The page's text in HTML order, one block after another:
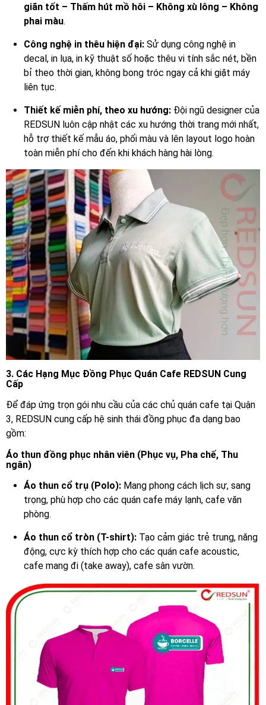
giãn tốt – Thấm hút mồ hôi – Không xù lông – Không
phai màu.
Công nghệ in thêu hiện đại: Sử dụng công nghệ in
decal, in lụa, in kỹ thuật số hoặc thêu vi tính sắc nét, bền
bỉ theo thời gian, không bong tróc ngay cả khi giặt máy
liên tục.
Thiết kế miễn phí, theo xu hướng: Đội ngũ designer của
REDSUN luôn cập nhật các xu hướng thời trang mới nhất,
hỗ trợ thiết kế mẫu áo, phối màu và lên layout logo hoàn
toàn miễn phí cho đến khi khách hàng hài lòng.
3. Các Hạng Mục Đồng Phục Quán Cafe REDSUN Cung
Cấp
Để đáp ứng trọn gói nhu cầu của các chủ quán cafe tại Quận
3, REDSUN cung cấp hệ sinh thái đồng phục đa dạng bao
gồm:
Áo thun đồng phục nhân viên (Phục vụ, Pha chế, Thu
ngân)
Áo thun cổ trụ (Polo): Mang phong cách lịch sự, sang
trọng, phù hợp cho các quán cafe máy lạnh, cafe văn
phòng.
Áo thun cổ tròn (T-shirt): Tạo cảm giác trẻ trung, năng
động, cực kỳ thích hợp cho các quán cafe acoustic,
cafe mang đi (take away), cafe sân vườn.